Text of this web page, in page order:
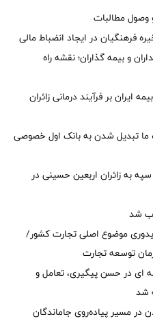
وصول مطالبات
در ایجاد انضباط مالی
و بیمه گذاران؛ نقشه راه
بر فرآیند درمانی زائران
ما تبدیل شدن به بانک اول خصوصی
به زائران اربعین حسینی در
شد
موضوع اصلی تجارت کشور/
توسعه تجارت
ای در حسن پیگیری، تعامل و
شد
مسیر پیاده‌روی جاماندگان